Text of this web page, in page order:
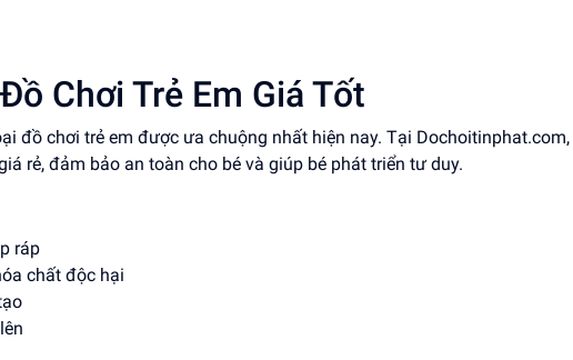
Chơi Trẻ Em Giá Tốt
đồ chơi trẻ em được ưa chuộng nhất hiện nay. Tại
rẻ, đảm bảo an toàn cho bé và giúp bé phát triển tư duy.
ráp
chất độc hại